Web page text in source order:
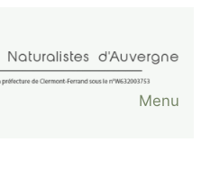
Menu